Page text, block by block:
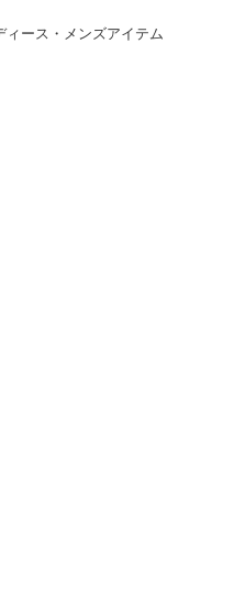
ース・メンズアイテム